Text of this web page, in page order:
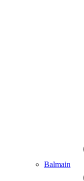
Balmain